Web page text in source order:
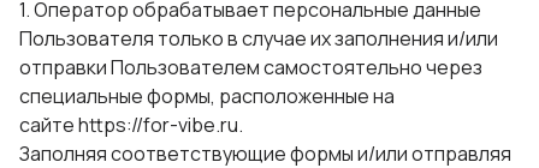
1. Оператор обрабатывает персональные данные
Пользователя только в случае их заполнения и/или
отправки Пользователем самостоятельно через
специальные формы, расположенные на
сайте https://for-vibe.ru.
Заполняя соответствующие формы и/или отправляя